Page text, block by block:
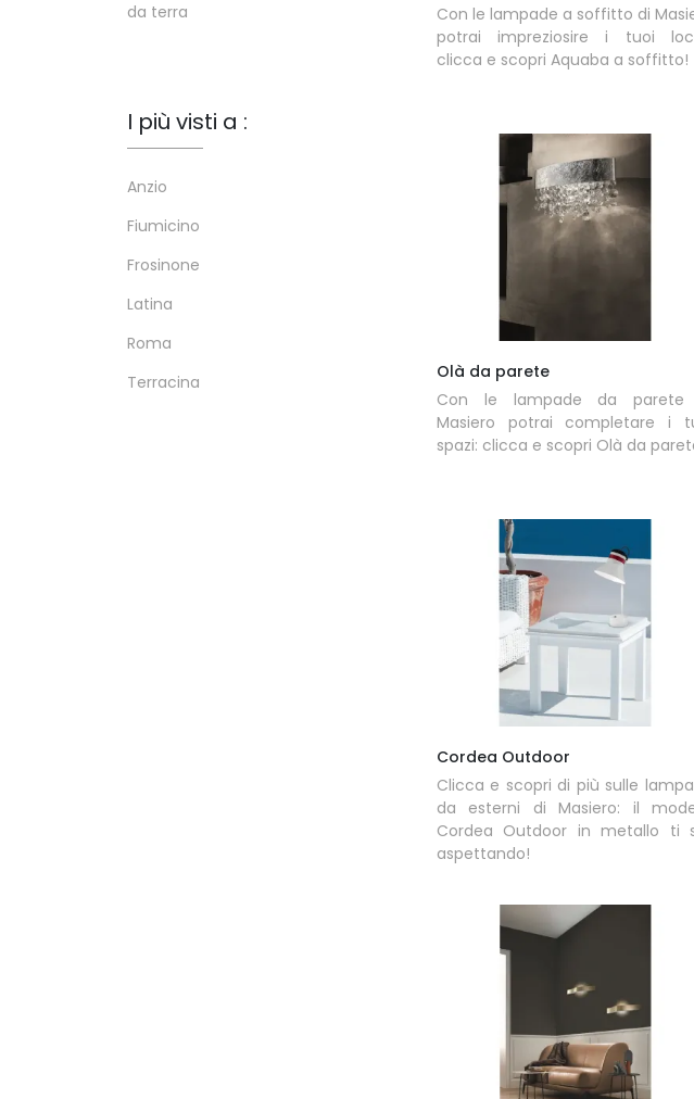
Con le lampade a soffitto di
potrai impreziosire i tuoi
clicca e scopri Aquaba a soffitto!
Olà da parete
Con le lampade da parete
Masiero potrai completare i
spazi: clicca e scopri Olà da
Cordea Outdoor
Clicca e scopri di più sulle
da esterni di Masiero: il
Cordea Outdoor in metallo ti
aspettando!
da terra
I più visti a :
Anzio
Fiumicino
Frosinone
Latina
Roma
Terracina